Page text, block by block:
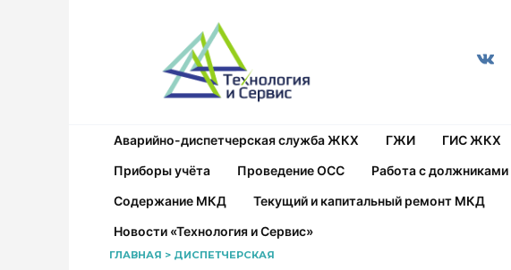
Аварийно-диспетчерская служба ЖКХ ГЖИ ГИС ЖКХ
Приборы учёта
Проведение ОСС Работа с должниками
Содержание МКД
Текущий и капитальный ремонт МКД
Новости «Технология и Сервис»
ГЛАВНАЯ > ДИСПЕТЧЕРСКАЯ